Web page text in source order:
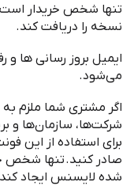
تنها شخص خریدار
نسخه را دریافت کند.
ایمیل بروز رسانی ها و
میشود.
اگر مشتری شما ملزم
شرکتها، سازمانها و
برای استفاده از این
صادر کنید.تنها شخص
شده لایسنس ایجاد کند